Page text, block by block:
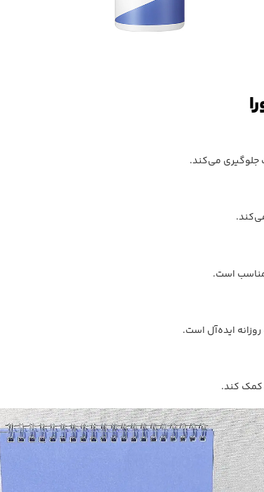
جلوگیری می‌کند.
است.
ایده‌آل است.
کند.